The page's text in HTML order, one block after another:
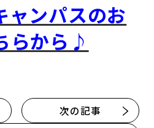
ャンパスのお
らから♪
次の記事